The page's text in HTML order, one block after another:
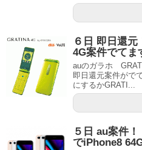
６日 即日還
4G案件でてま
auのガラホ
即日還元案件がで
にするかGRATI...
５日 au案件
でiPhone8